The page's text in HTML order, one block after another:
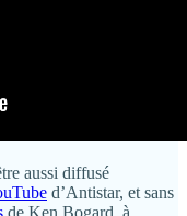
aussi diffusé
d’Antistar, et sans
de Ken Bogard, à